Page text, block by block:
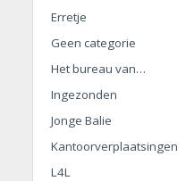
Erretje
Geen categorie
Het bureau van…
Ingezonden
Jonge Balie
Kantoorverplaatsingen
L4L